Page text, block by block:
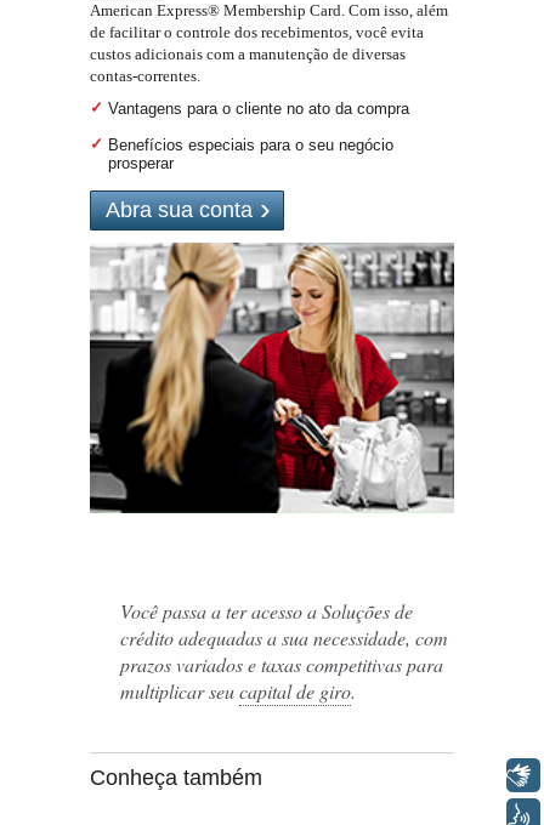
American Express® Membership Card. Com isso, além
de facilitar o controle dos recebimentos, você evita
custos adicionais com a manutenção de diversas
contas-correntes.
Vantagens para o cliente no ato da compra
Benefícios especiais para o seu negócio
prosperar
Abra sua conta
Você passa a ter acesso a Soluções de
crédito adequadas a sua necessidade, com
prazos variados e taxas competitivas para
multiplicar seucapital de giro.
Conheça também